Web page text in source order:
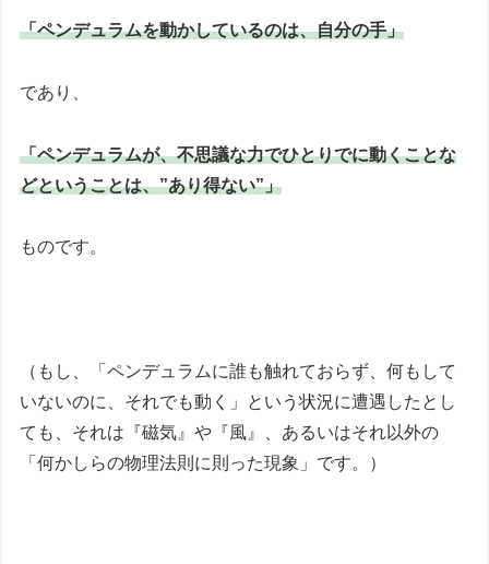
「ペンデュラムを動かしているのは、自分の手」
であり、
「ペンデュラムが、不思議な力でひとりでに動くことな
どということは、”あり得ない”」
ものです。
（もし、「ペンデュラムに誰も触れておらず、何もして
いないのに、それでも動く」という状況に遭遇したとし
ても、それは『磁気』や『風』、あるいはそれ以外の
「何かしらの物理法則に則った現象」です。）